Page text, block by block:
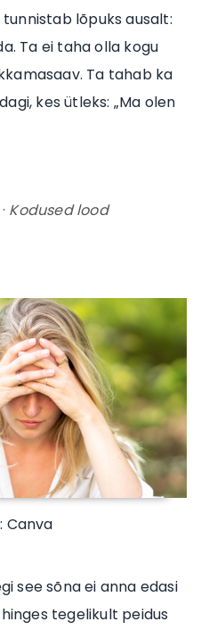
tunnistab lõpuks ausalt:
Ta ei taha olla kogu
Ta tahab ka
kes ütleks: „Ma olen
· Kodused lood
Canva
see sõna ei anna edasi
tegelikult peidus